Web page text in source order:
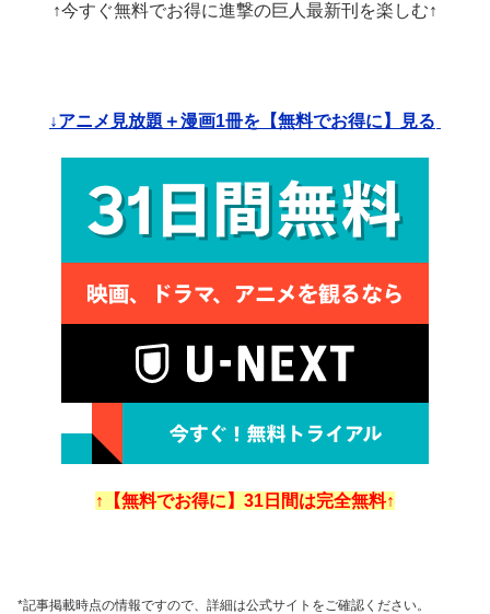
↑今すぐ無料でお得に進撃の巨人最新刊を楽しむ↑
↓アニメ見放題＋漫画1冊を【無料でお得に】見る
↑【無料でお得に】31日間は完全無料↑
*記事掲載時点の情報ですので、詳細は公式サイトをご確認ください。